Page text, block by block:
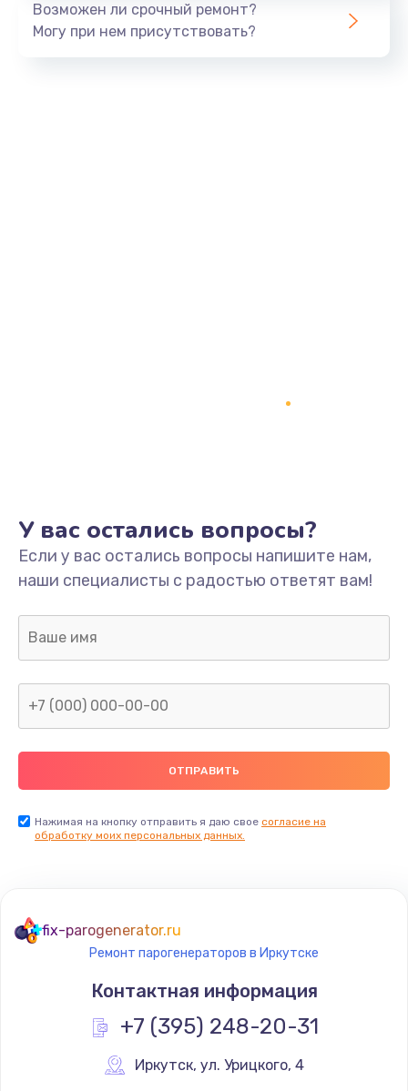
820 руб.
Ремонт кнопки
550 руб.
Заказать
370 руб.
Заказать
Замена датчиков
580 руб.
Заказать
Комплексная чистка
Замена дисплея (экрана)
Заказать
Возможен ли срочный ремонт?
Могу при нем присутствовать?
У вас остались вопросы?
Если у вас остались вопросы напишите нам,
наши специалисты с радостью ответят вам!
Нажимая на кнопку отправить я даю свое согласие на
обработку моих персональных данных.
fix-parogenerator.ru
Ремонт парогенераторов в Иркутске
Контактная информация
+7 (395) 248-20-31
Иркутск, ул. Урицкого, 4